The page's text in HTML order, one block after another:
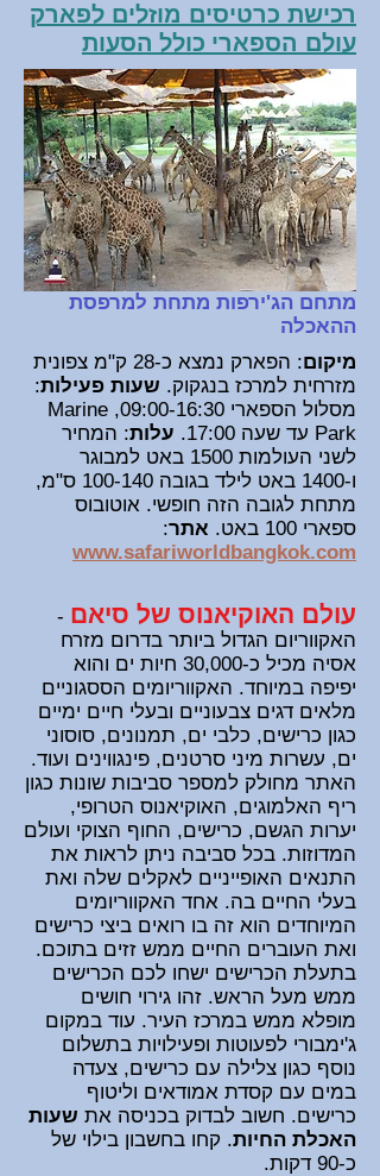
רכישת כרטיסים מוזלים לפארק
עולם הספארי כולל הסעות
מתחם הג'ירפות מתחת למרפסת
ההאכלה
מיקום
: הפארק נמצא כ-28 ק"מ צפונית
מזרחית למרכז בנגקוק. שעות פעילות:
מסלול הספארי 09:00-16:30, Marine
Park עד שעה 17:00.
עלות: המחיר
לשני העולמות 1500 באט למבוגר
ו-1400 באט לילד בגובה 100-140 ס"מ,
מתחת לגובה הזה חופשי. אוטובוס
ספארי 100 באט.
אתר:
www.safariworldbangkok.com
עולם האוקיאנוס של סיאם -
האקווריום הגדול ביותר בדרום מזרח
אסיה מכיל כ-30,000 חיות ים והוא
יפיפה במיוחד. האקווריומים הססגוניים
מלאים דגים צבעוניים ובעלי חיים ימיים
כגון כרישים, כלבי ים, תמנונים, סוסוני
ים, עשרות מיני סרטנים, פינגווינים ועוד.
האתר מחולק למספר סביבות שונות כגון
ריף האלמוגים, האוקיאנוס הטרופי,
יערות הגשם, כרישים, החוף הצוקי ועולם
המדוזות. בכל סביבה ניתן לראות את
התנאים האופייניים לאקלים שלה ואת
בעלי החיים בה. אחד האקווריומים
המיוחדים הוא זה בו רואים ביצי כרישים
ואת העוברים החיים ממש זזים בתוכם.
בתעלת הכרישים ישחו לכם הכרישים
ממש מעל הראש. זהו גירוי חושים
מופלא ממש במרכז העיר. עוד במקום
ג'ימבורי לפעוטות ופעילויות בתשלום
נוסף כגון צלילה עם כרישים, צעדה
במים עם קסדת אמודאים וליטוף
כרישים. חשוב לבדוק בכניסה את שעות
האכלת החיות. קחו בחשבון בילוי של
כ-90 דקות.